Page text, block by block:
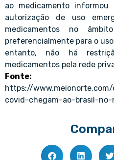
ao medicamento
autorização de uso
medicamentos no
preferencialmente para o
entanto, não há
medicamentos pela rede
Fonte:
https://
covid-chegam-ao-brasil-